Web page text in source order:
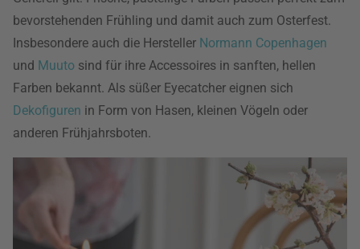
bevorstehenden Frühling und damit auch zum Osterfest.
Insbesondere auch die Hersteller Normann Copenhagen
und Muuto sind für ihre Accessoires in sanften, hellen
Farben bekannt. Als süßer Eyecatcher eignen sich
Dekofiguren in Form von Hasen, kleinen Vögeln oder
anderen Frühjahrsboten.